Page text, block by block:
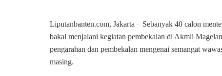
Liputanbanten.com, Jakarta – Sebanyak 40 calon
bakal menjalani kegiatan pembekalan di Akmil
pengarahan dan pembekalan mengenai semangat
masing.